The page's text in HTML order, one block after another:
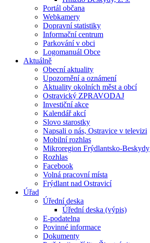
Portál občana
Webkamery
Dopravní statistiky
Informační centrum
Parkování v obci
Logomanuál Obce
Aktuálně
Obecní aktuality
Upozornění a oznámení
Aktuality okolních měst a obcí
Ostravický ZPRAVODAJ
Investiční akce
Kalendář akcí
Slovo starostky
Napsali o nás, Ostravice v televizi
Mobilní rozhlas
Mikroregion Frýdlantsko-Beskydy
Rozhlas
Facebook
Volná pracovní místa
Frýdlant nad Ostravicí
Úřad
Úřední deska
Úřední deska (výpis)
E-podatelna
Povinné informace
Dokumenty